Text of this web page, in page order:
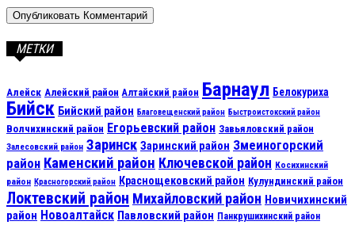
МЕТКИ
Алейск Алейский район Алтайский район Барнаул Белокуриха
Бийск Бийский район Благовещенский район Быстроистокский район
Волчихинский район Егорьевский район Завьяловский район
Залесовский район Заринск Заринский район Змеиногорский
район Каменский район Ключевской район Косихинский
район Красногорский район Краснощековский район Кулундинский район
Локтевский район Михайловский район Новичихинский
район Новоалтайск Павловский район Панкрушихинский район